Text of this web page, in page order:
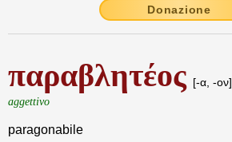
Donazione
παραβλητέος [-α, -ον]
aggettivo
paragonabile